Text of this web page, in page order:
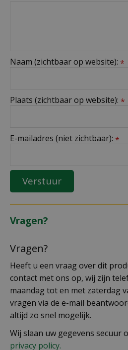
Naam (zichtbaar op website): *
Plaats (zichtbaar op website): *
E-mailadres (niet zichtbaar): *
Vragen?
Vragen?
Heeft u een vraag over dit
contact met ons op, wij zijn
maandag tot en met zaterdag
vragen via de e-mail
altijd zo snel mogelijk.
Wij slaan uw gegevens secuur
privacy policy.